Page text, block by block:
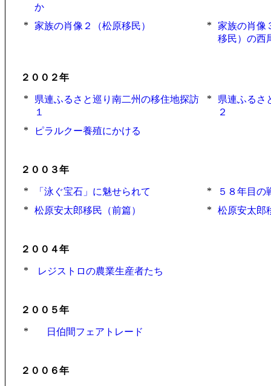
か
* 家族の肖像２（松原移民） *
家族の肖
移民）の西
２００２年
*
県連ふるさと巡り南二州の移住地探訪
１
*
県連ふるさ
２
*
ピラルクー養殖にかける
２００３年
* 「泳ぐ宝石」に魅せられて *
５８年目の
*
松原安太郎移民（前篇） * 松原安太郎
２００４年
* レジストロの農業生産者たち
２００５年
* 日伯間フェアトレード
２００６年